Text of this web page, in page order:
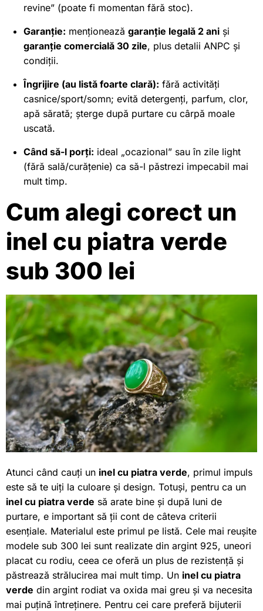
revine” (poate fi momentan fără stoc).
Garanție: menționează garanție legală 2 ani și
garanție comercială 30 zile, plus detalii ANPC și
condiții.
Îngrijire (au listă foarte clară): fără activități
casnice/sport/somn; evită detergenți, parfum, clor,
apă sărată; șterge după purtare cu cârpă moale
uscată.
Când să-l porți: ideal „ocazional” sau în zile light
(fără sală/curățenie) ca să-l păstrezi impecabil mai
mult timp.
Cum alegi corect un
inel cu piatra verde
sub 300 lei
Atunci când cauți un inel cu piatra verde, primul impuls
este să te uiți la culoare și design. Totuși, pentru ca un
inel cu piatra verde să arate bine și după luni de
purtare, e important să ții cont de câteva criterii
esențiale. Materialul este primul pe listă. Cele mai reușite
modele sub 300 lei sunt realizate din argint 925, uneori
placat cu rodiu, ceea ce oferă un plus de rezistență și
păstrează strălucirea mai mult timp. Un inel cu piatra
verde din argint rodiat va oxida mai greu și va necesita
mai puțină întreținere. Pentru cei care preferă bijuterii